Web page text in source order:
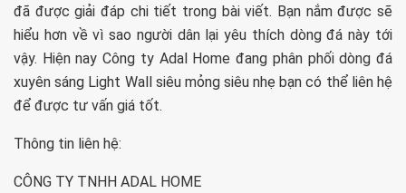
đã được giải đáp chi tiết trong bài viết. Bạn nắm được sẽ
hiểu hơn về vì sao người dân lại yêu thích dòng đá này tới
vậy. Hiện nay Công ty Adal Home đang phân phối dòng đá
xuyên sáng Light Wall siêu mỏng siêu nhẹ bạn có thể liên hệ
để được tư vấn giá tốt.
Thông tin liên hệ:
CÔNG TY TNHH ADAL HOME